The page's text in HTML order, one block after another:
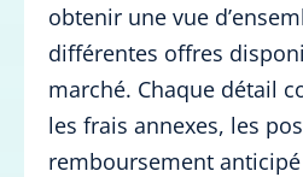
obtenir une vue
différentes offres
marché. Chaque détail
les frais annexes, les
remboursement